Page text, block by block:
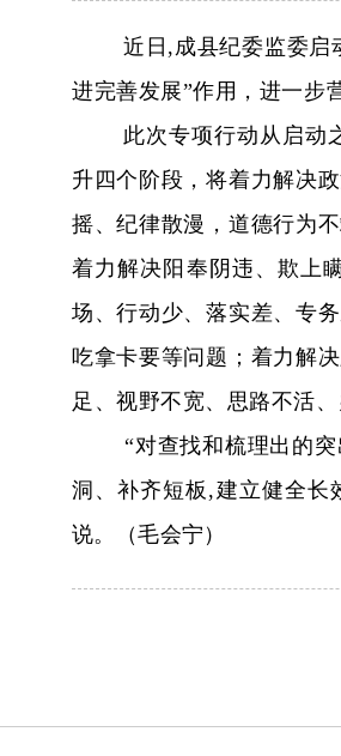
近日,成县纪委监委启
进完善发展”作用，进一步
此次专项行动从启动
升四个阶段，将着力解决
摇、纪律散漫，道德行为
着力解决阳奉阴违、欺上
场、行动少、落实差、专
吃拿卡要等问题；着力解
足、视野不宽、思路不活、
“对查找和梳理出的
洞 、补齐短板 ,建立健全长
说。（毛会宁）